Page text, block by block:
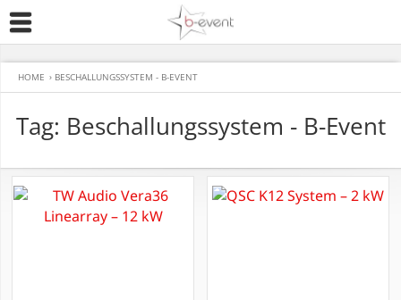
Tag: Beschallungssystem - B-Event
HOME › BESCHALLUNGSSYSTEM - B-EVENT